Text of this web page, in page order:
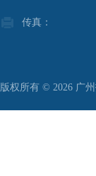
传真：
版权所有 © 2026 广